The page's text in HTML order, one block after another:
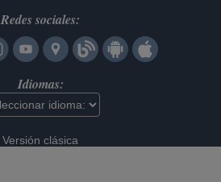
Redes sociales:
Idiomas:
Versión clásica